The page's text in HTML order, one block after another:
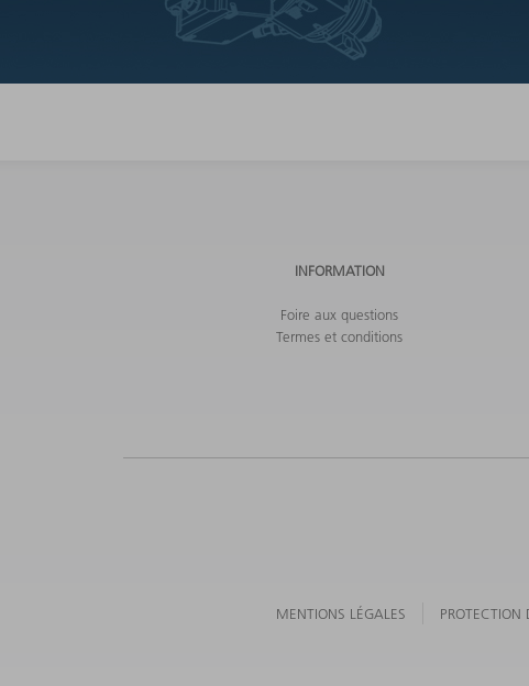
INFORMATION
Foire aux questions
Termes et conditions
MENTIONS LÉGALES PROTECTION